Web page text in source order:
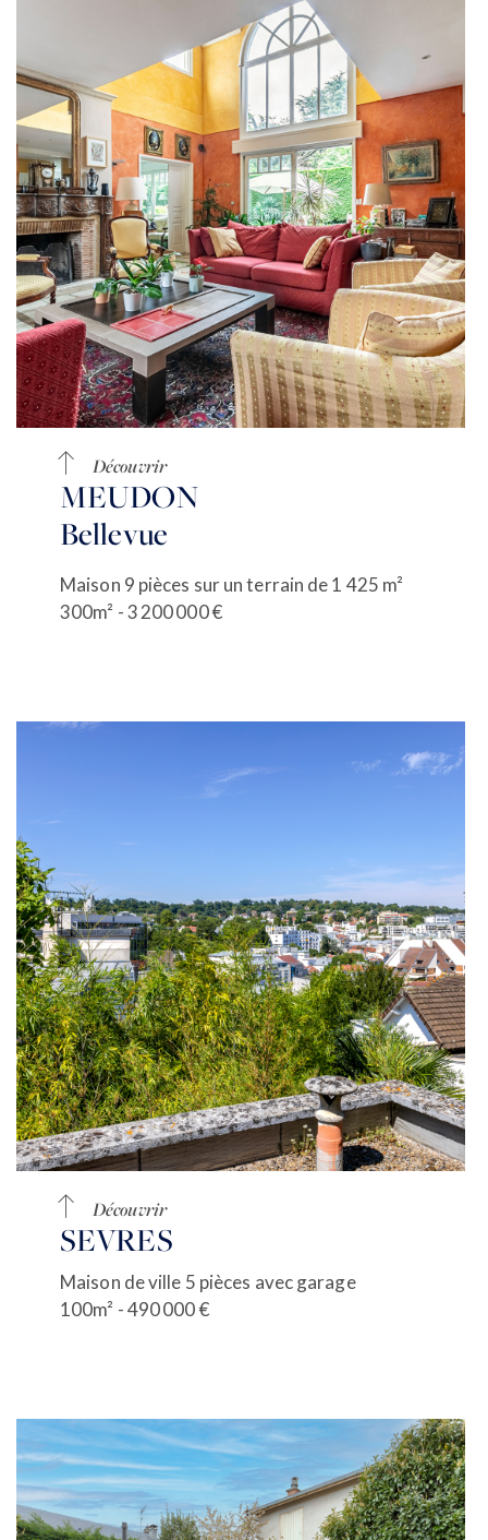
Découvrir
MEUDON
Bellevue
Maison 9 pièces sur un terrain de 1 425 m²
300m² - 3 200 000 €
Découvrir
SEVRES
Maison de ville 5 pièces avec garage
100m² - 490 000 €